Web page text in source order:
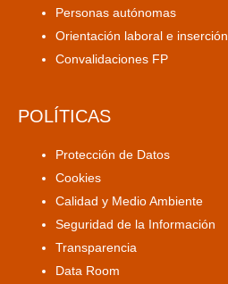
Personas autónomas
Orientación laboral e inserción
Convalidaciones FP
POLÍTICAS
Protección de Datos
Cookies
Calidad y Medio Ambiente
Seguridad de la Información
Transparencia
Data Room